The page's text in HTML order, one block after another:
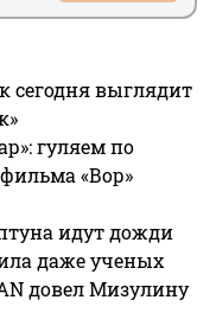
сегодня выглядит
гуляем по
«Вор»
идут дожди
даже ученых
довел Мизулину